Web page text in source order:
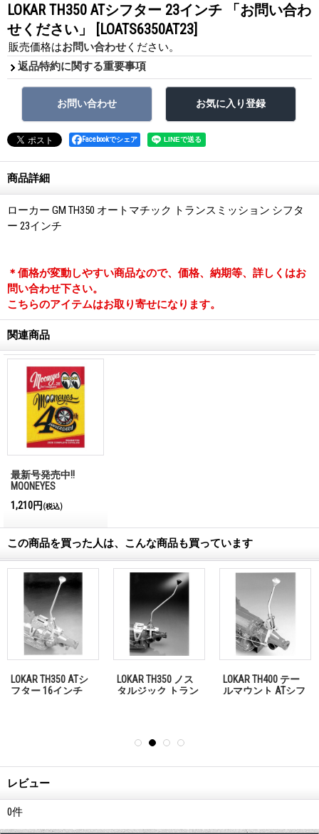
LOKAR TH350 ATシフター 23インチ 「お問い合わ
せください」
[LOATS6350AT23]
販売価格はお問い合わせ ください。
返品特約に関する重要事項
Facebookでシェア
商品詳細
ローカー GM TH350 オートマチック トランスミッション シフタ
ー 23インチ
＊価格が変動しやすい商品なので、価格、納期等、詳しくはお
問い合わせ下さい。
こちらのアイテムはお取り寄せになります。
関連商品
最新号発売中!!
MQQNEYES
Magazine No.28 2026
1,210円 (税込)
この商品を買った人は、こんな商品も買っています
LOKAR TH350 ATシ
フター 16インチ
LOKAR TH350 ノス
タルジック トラン
LOKAR TH400 テー
ルマウント ATシフ
レビュー
0件